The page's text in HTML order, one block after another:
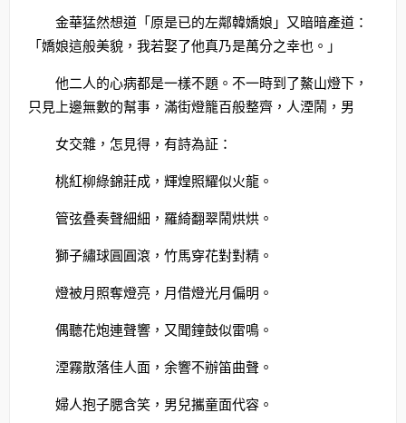
金華猛然想道「原是已的左鄰韓嬌娘」又暗暗產道：
「嬌娘這般美貌，我若娶了他真乃是萬分之幸也。」
他二人的心病都是一樣不題。不一時到了鰲山燈下，
只見上邊無數的幫事，滿街燈籠百般整齊，人湮鬧，男
女交雜，怎見得，有詩為証：
桃紅柳綠錦莊成，輝煌照耀似火龍。
管弦叠奏聲細細，羅綺翻翠鬧烘烘。
獅子繡球圓圓滾，竹馬穿花對對精。
燈被月照奪燈亮，月借燈光月偏明。
偶聽花炮連聲響，又聞鐘鼓似雷鳴。
湮霧散落佳人面，余響不辦笛曲聲。
婦人抱子腮含笑，男兒攜童面代容。